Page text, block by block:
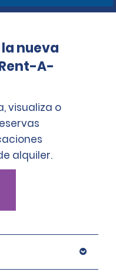
nueva
A-
visualiza o
alquiler.